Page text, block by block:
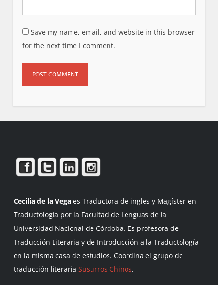
Save my name, email, and website in this browser
for the next time I comment.
Cecilia de la Vega es Traductora de inglés y Magíster en
Traductología por la Facultad de Lenguas de la
Universidad Nacional de Córdoba. Es profesora de
Traducción Literaria y de Introducción a la Traductología
en la misma casa de estudios. Coordina el grupo de
traducción literaria Susurros Chinos.